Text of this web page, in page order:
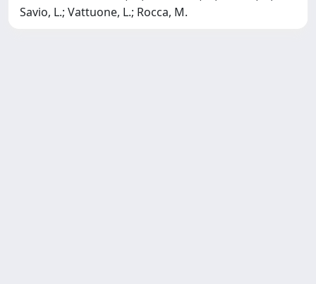
Savio, L.; Vattuone, L.; Rocca, M.